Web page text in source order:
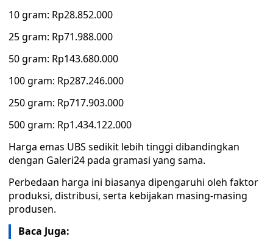
10 gram: Rp28.852.000
25 gram: Rp71.988.000
50 gram: Rp143.680.000
100 gram: Rp287.246.000
250 gram: Rp717.903.000
500 gram: Rp1.434.122.000
Harga emas UBS sedikit lebih tinggi dibandingkan
dengan Galeri24 pada gramasi yang sama.
Perbedaan harga ini biasanya dipengaruhi oleh faktor
produksi, distribusi, serta kebijakan masing-masing
produsen.
Baca Juga: